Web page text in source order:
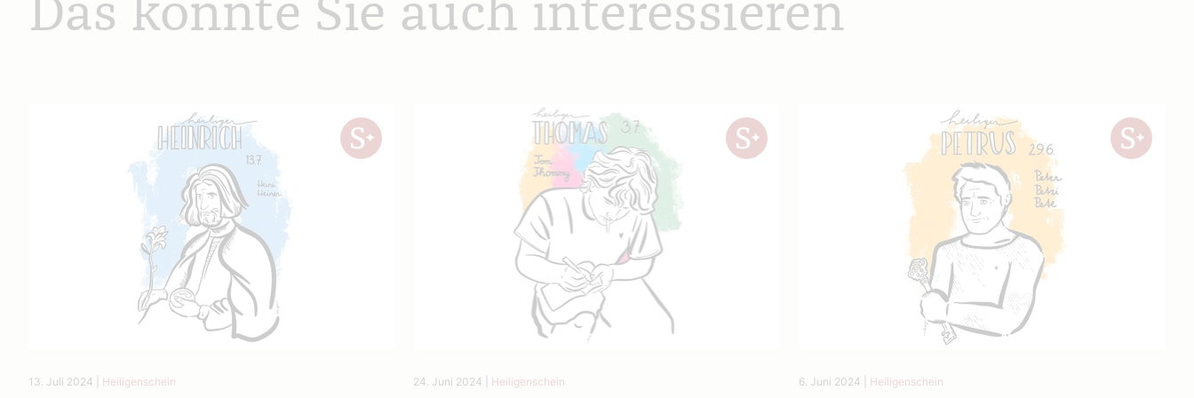
Das könnte Sie auch interessieren
13. Juli 2024 Heiligenschein 24. Juni 2024 Heiligenschein 6. Juni 2024 Heiligenschein